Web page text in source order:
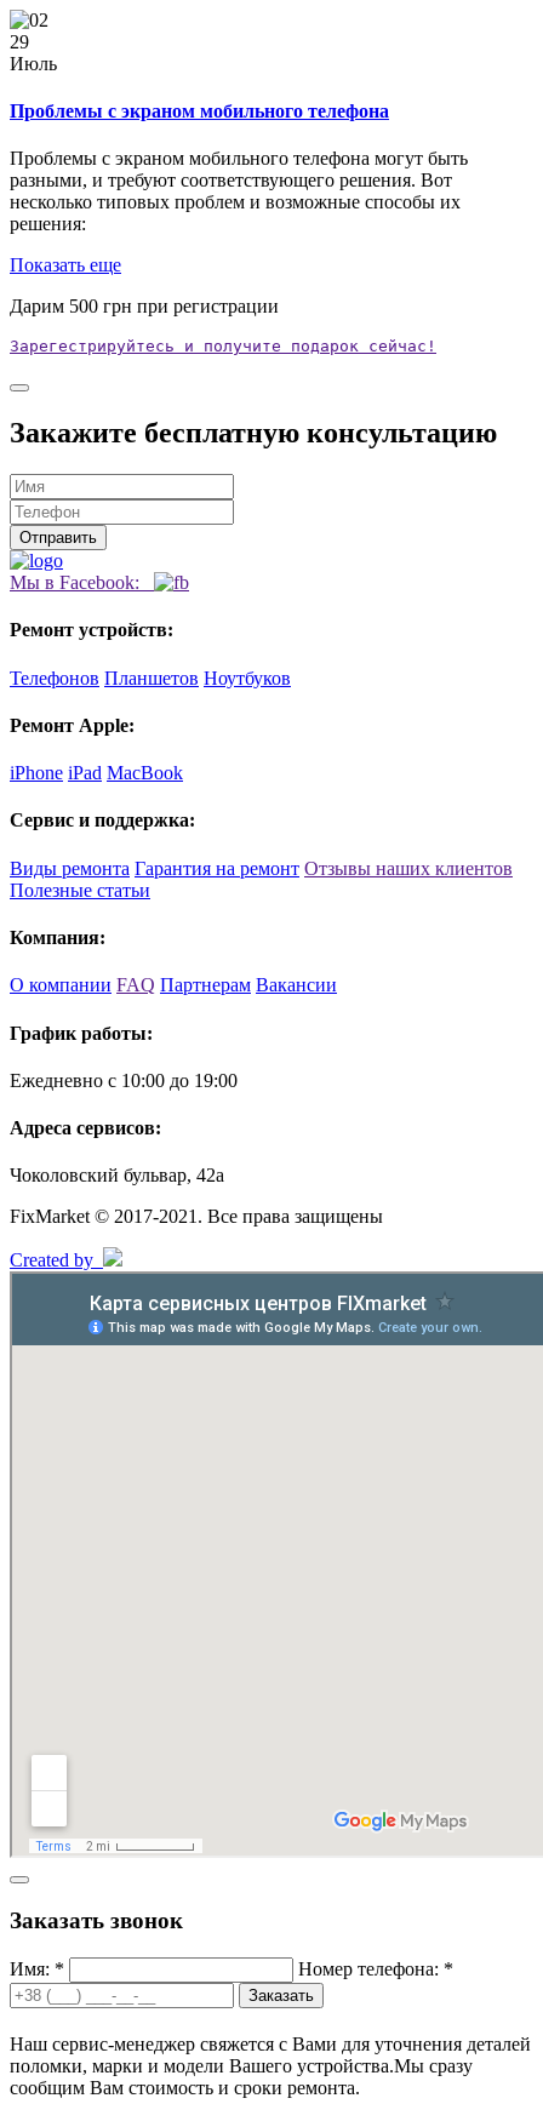
29
Июль
Проблемы с экраном мобильного телефона
Проблемы с экраном мобильного телефона могут быть
разными, и требуют соответствующего решения. Вот
несколько типовых проблем и возможные способы их
решения:
Показать еще
Дарим 500 грн при регистрации
Зарегестрируйтесь и получите подарок сейчас!
Закажите бесплатную консультацию
Мы в Facebook:
Ремонт устройств:
Телефонов Планшетов Ноутбуков
Ремонт Apple:
iPhone iPad MacBook
Сервис и поддержка:
Виды ремонта Гарантия на ремонт Отзывы наших клиентов
Полезные статьи
Компания:
О компании FAQ Партнерам Вакансии
График работы:
Ежедневно с 10:00 до 19:00
Адреса сервисов:
Чоколовский бульвар, 42а
FixMarket © 2017-2021. Все права защищены
Created by
Заказать звонок
Имя: * Номер телефона: *
Заказать
Наш сервис-менеджер свяжется с Вами для уточнения деталей
поломки, марки и модели Вашего устройства.Мы сразу
сообщим Вам стоимость и сроки ремонта.